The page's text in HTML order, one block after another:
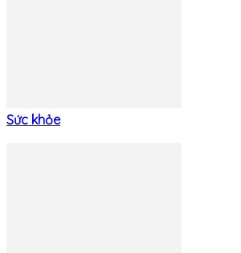
Sức khỏe